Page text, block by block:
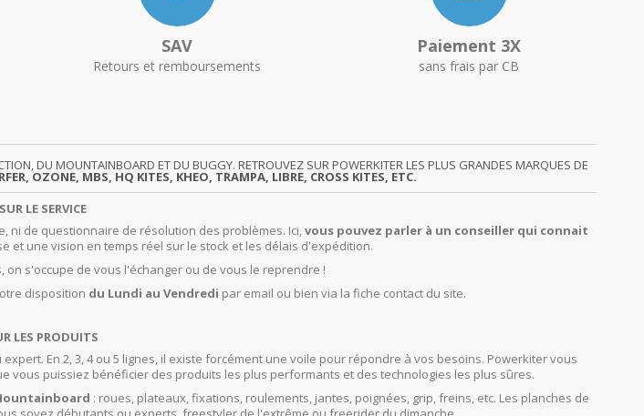
SAV
Retours et remboursements
Paiement 3X
sans frais par CB
DU MOUNTAINBOARD ET DU BUGGY. RETROUVEZ SUR POWERKITER LES PLUS GRANDES MARQUES DE
OZONE, MBS, HQ KITES, KHEO, TRAMPA, LIBRE, CROSS KITES, ETC.
LE SERVICE
ni de questionnaire de résolution des problèmes. Ici,vous pouvez parler à un conseiller qui connait
et une vision en temps réel sur le stock et les délais d'expédition.
on s'occupe de vous l'échanger ou de vous le reprendre !
disposition du Lundi au Vendredi par email ou bien via la fiche contact du site.
LES PRODUITS
En 2, 3, 4 ou 5 lignes, il existe forcément une voile pour répondre à vos besoins. Powerkiter vous
puissiez bénéficier des produits les plus performants et des technologies les plus sûres.
: roues, plateaux, fixations, roulements, jantes, poignées, grip, freins, etc. Les planches de